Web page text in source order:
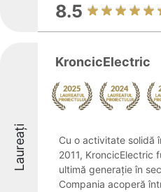
8.5
Laureați
KroncicElectric
Cu o activitate solidă
2011, KroncicElectric
ultimă generație în
Compania acoperă